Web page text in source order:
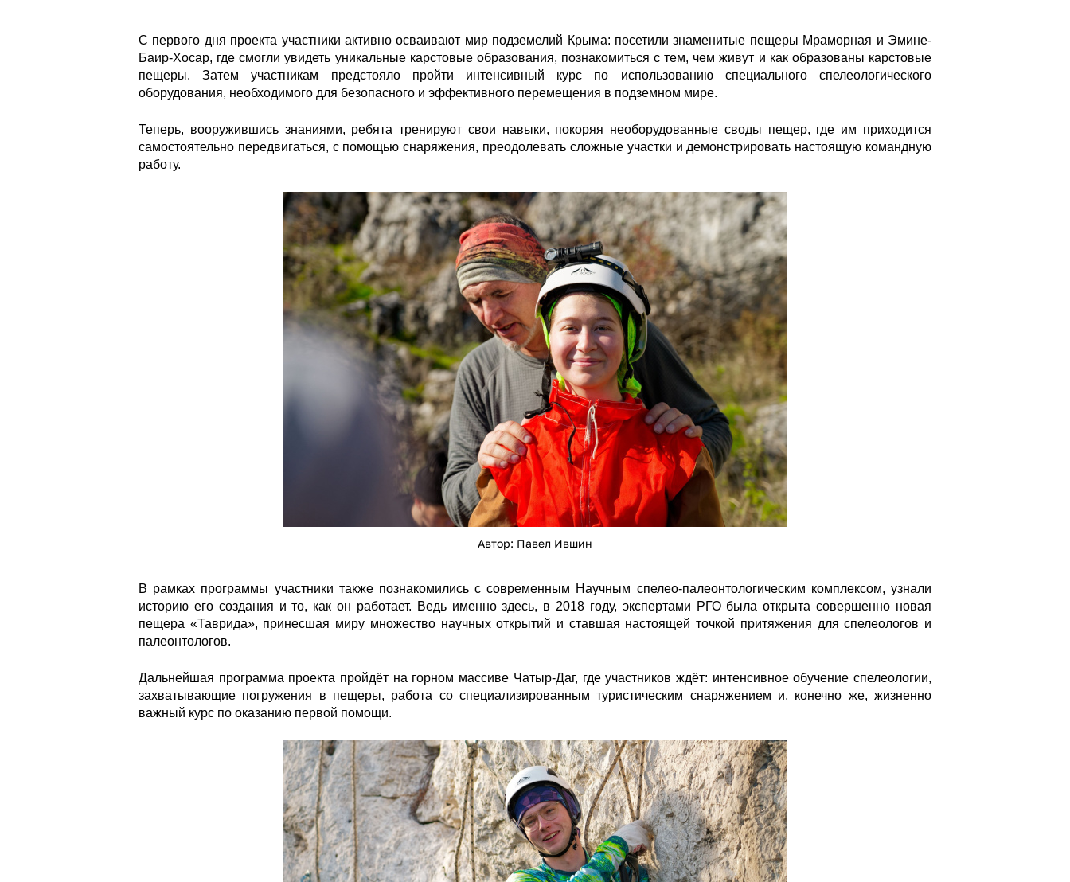
С первого дня проекта участники активно осваивают мир подземелий Крыма: посетили знаменитые пещеры Мраморная и Эмине-
Баир-Хосар, где смогли увидеть уникальные карстовые образования, познакомиться с тем, чем живут и как образованы карстовые
пещеры. Затем участникам предстояло пройти интенсивный курс по использованию специального спелеологического
оборудования, необходимого для безопасного и эффективного перемещения в подземном мире.
Теперь, вооружившись знаниями, ребята тренируют свои навыки, покоряя необорудованные своды пещер, где им приходится
самостоятельно передвигаться, с помощью снаряжения, преодолевать сложные участки и демонстрировать настоящую командную
работу.
Автор: Павел Ившин
В рамках программы участники также познакомились с современным Научным спелео-палеонтологическим комплексом, узнали
историю его создания и то, как он работает. Ведь именно здесь, в 2018 году, экспертами РГО была открыта совершенно новая
пещера «Таврида», принесшая миру множество научных открытий и ставшая настоящей точкой притяжения для спелеологов и
палеонтологов.
Дальнейшая программа проекта пройдёт на горном массиве Чатыр-Даг, где участников ждёт: интенсивное обучение спелеологии,
захватывающие погружения в пещеры, работа со специализированным туристическим снаряжением и, конечно же, жизненно
важный курс по оказанию первой помощи.
hofkoy3tbz1n8ytruovl39mre3rxftdpp-
fdoa8mbqc2vxvmlbtps4nrmmdcrs7mo9gmwkhnvh_iwnohvouehw6i.jpg